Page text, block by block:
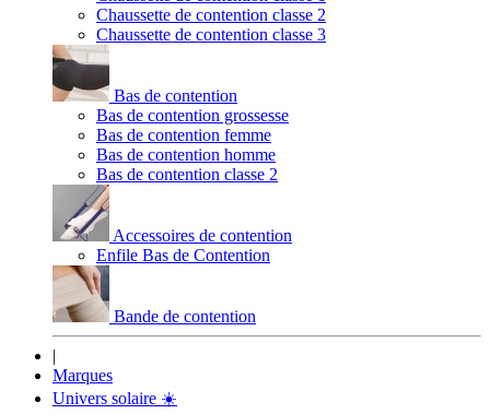
Chaussette de contention classe 2
Chaussette de contention classe 3
Bas de contention
Bas de contention grossesse
Bas de contention femme
Bas de contention homme
Bas de contention classe 2
Accessoires de contention
Enfile Bas de Contention
Bande de contention
|
Marques
Univers solaire ☀️